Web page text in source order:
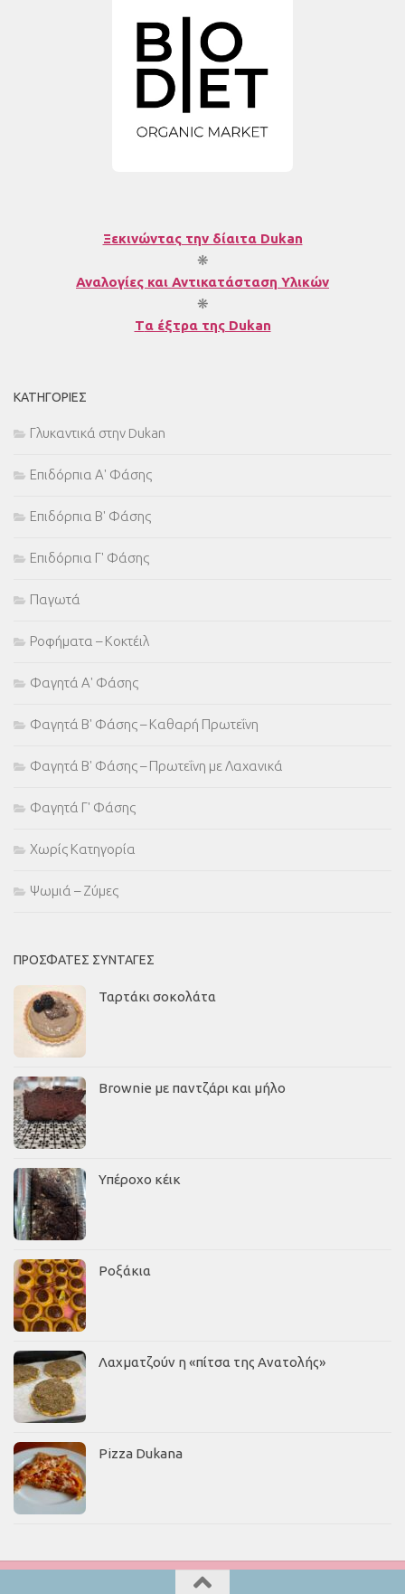
Ξεκινώντας την δίαιτα Dukan
❋
Αναλογίες και Αντικατάσταση Υλικών
❋
Tα έξτρα της Dukan
ΚΑΤΗΓΟΡΊΕΣ
Γλυκαντικά στην Dukan
Επιδόρπια Α' Φάσης
Επιδόρπια Β' Φάσης
Επιδόρπια Γ' Φάσης
Παγωτά
Ροφήματα – Κοκτέιλ
Φαγητά Α' Φάσης
Φαγητά Β' Φάσης – Καθαρή Πρωτεΐνη
Φαγητά Β' Φάσης – Πρωτεΐνη με Λαχανικά
Φαγητά Γ' Φάσης
Χωρίς Κατηγορία
Ψωμιά – Ζύμες
ΠΡΌΣΦΑΤΕΣ ΣΥΝΤΑΓΈΣ
Ταρτάκι σοκολάτα
Brownie με παντζάρι και μήλο
Υπέροχο κέικ
Ροξάκια
Λαχματζούν η «πίτσα της Ανατολής»
Pizza Dukana